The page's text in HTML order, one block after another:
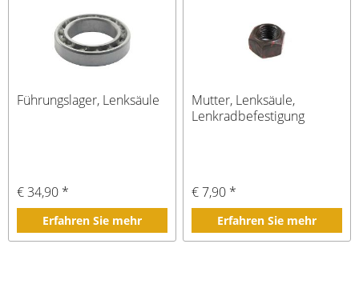
Führungslager, Lenksäule
€ 34,90 *
Erfahren Sie mehr
Mutter, Lenksäule,
Lenkradbefestigung
€ 7,90 *
Erfahren Sie mehr